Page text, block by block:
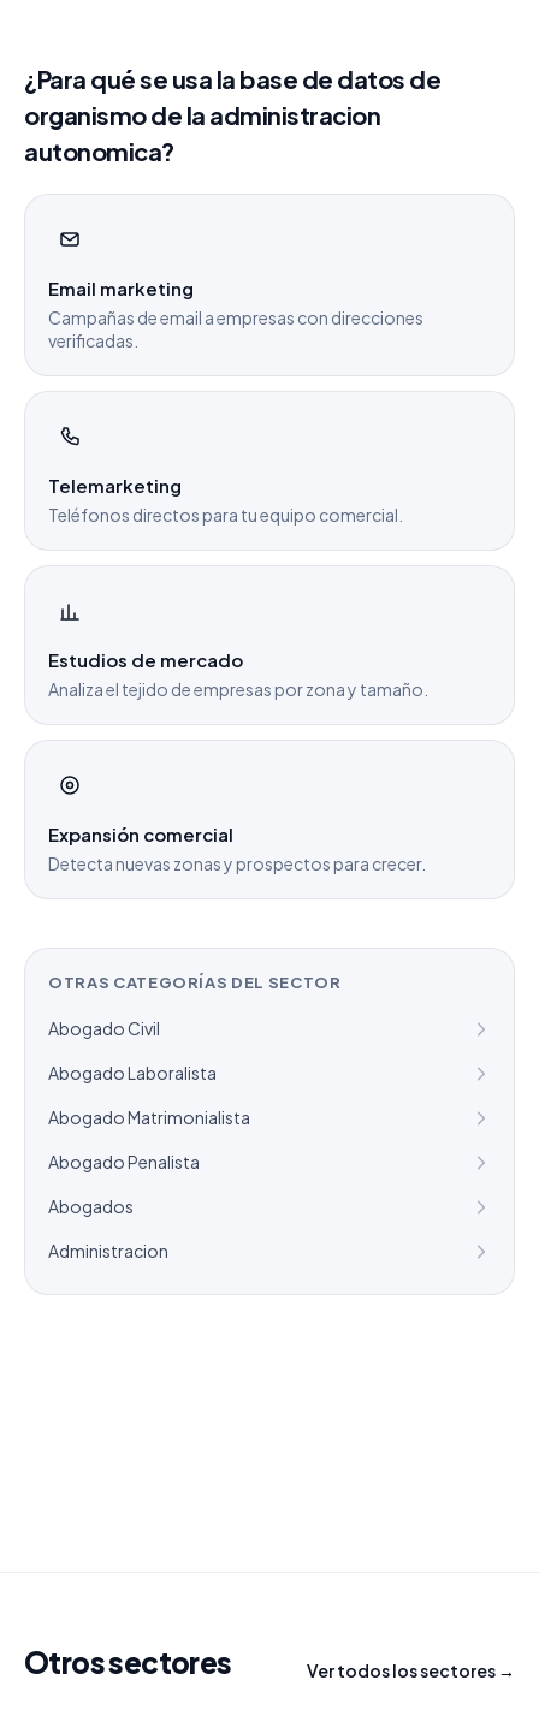
¿Para qué se usa la base de datos de
organismo de la administracion
autonomica?
Email marketing
Campañas de email a empresas con direcciones
verificadas.
Telemarketing
Teléfonos directos para tu equipo comercial.
Estudios de mercado
Analiza el tejido de empresas por zona y tamaño.
Expansión comercial
Detecta nuevas zonas y prospectos para crecer.
OTRAS CATEGORÍAS DEL SECTOR
Abogado Civil
Abogado Laboralista
Abogado Matrimonialista
Abogado Penalista
Abogados
Administracion
Otros sectores Ver todos los sectores →